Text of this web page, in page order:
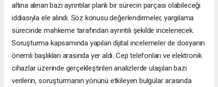
altına alınan bazı ayrıntılar planlı bir sürecin parçası olabileceği
iddiasıyla ele alındı. Söz konusu değerlendirmeler, yargılama
sürecinde mahkeme tarafından ayrıntılı şekilde incelenecek.
Soruşturma kapsamında yapılan dijital incelemeler de dosyanın
önemli başlıkları arasında yer aldı. Cep telefonları ve elektronik
cihazlar üzerinde gerçekleştirilen analizlerde ulaşılan bazı
verilerin, soruşturmanın yönünü etkileyen bulgular arasında